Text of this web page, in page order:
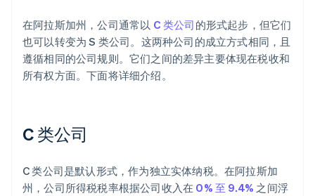
在阿拉斯加州，公司通常以 C 类公司 的形式起步，但它们
也可以转变为 S 类公司。这两种公司的成立方式相同，且
遵循相同的公司规则。它们之间的差异主要体现在税收和
所有权方面。下面将详细介绍。
C 类公司
C 类公司是默认形式，作为独立实体纳税。在阿拉斯加
州，公司所得税税率根据公司收入在 0% 至 9.4% 之间浮